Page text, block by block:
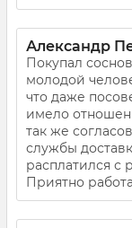
Александр
Покупал
молодой
что даже
имело
так же
службы
расплатился с
Приятно